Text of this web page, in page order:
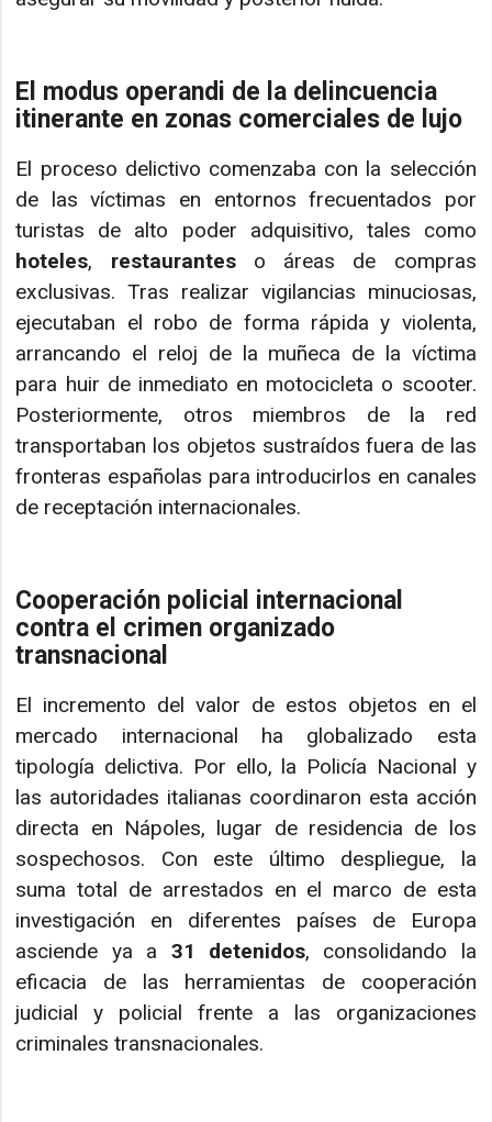
El modus operandi de la delincuencia
itinerante en zonas comerciales de lujo
El proceso delictivo comenzaba con la selección
de las víctimas en entornos frecuentados por
turistas de alto poder adquisitivo, tales como
hoteles, restauranteso áreas de compras
exclusivas. Tras realizar vigilancias minuciosas,
ejecutaban el robo de forma rápida y violenta,
arrancando el reloj de la muñeca de la víctima
para huir de inmediato en motocicleta o scooter.
Posteriormente, otros miembros de la red
transportaban los objetos sustraídos fuera de las
fronteras españolas para introducirlos en canales
de receptación internacionales.
Cooperación policial internacional
contra el crimen organizado
transnacional
El incremento del valor de estos objetos en el
mercado internacional ha globalizado esta
tipología delictiva. Por ello, la Policía Nacional y
las autoridades italianas coordinaron esta acción
directa en Nápoles, lugar de residencia de los
sospechosos. Con este último despliegue, la
suma total de arrestados en el marco de esta
investigación en diferentes países de Europa
asciende ya a 31 detenidos, consolidando la
eficacia de las herramientas de cooperación
judicial y policial frente a las organizaciones
criminales transnacionales.